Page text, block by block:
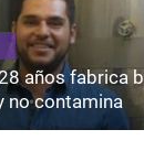
años fabrica
no contamina